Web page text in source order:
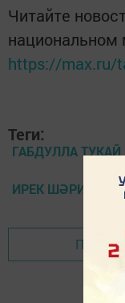
Читайте
https://max.ru/
Теги:
ГАБДУЛЛА ТУКАЙ
ИРЕК ШӘРИПОВ